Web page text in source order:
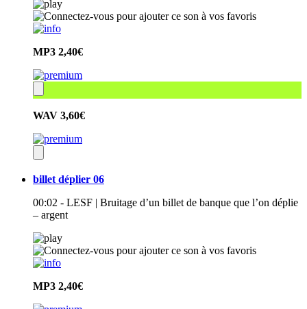
MP3 2,40€
WAV 3,60€
billet déplier 06
00:02 - LESF | Bruitage d’un billet de banque que l’on déplie
– argent
MP3 2,40€